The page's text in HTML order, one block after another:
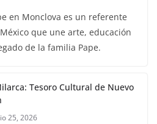
en Monclova es un referente
que une arte, educación
de la familia Pape.
Tesoro Cultural de Nuevo
25, 2026